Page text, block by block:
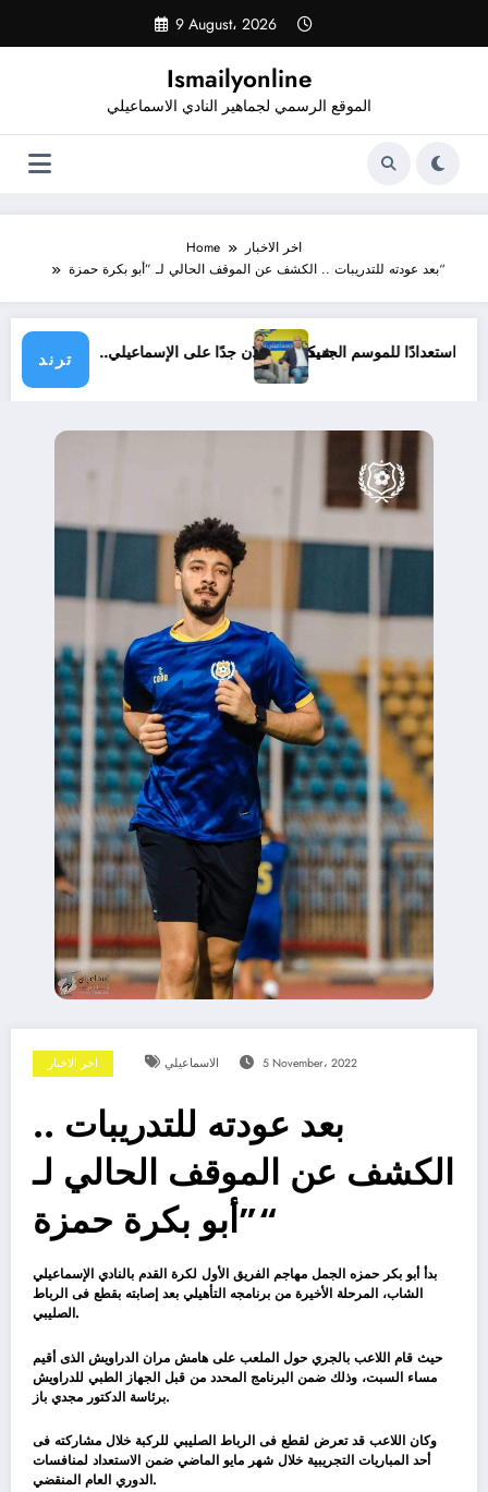
content
9 August، 2026
Ismailyonline
الموقع الرسمي لجماهير النادي الاسماعيلي
Home
اخر الاخبار
بعد عودته للتدريبات .. الكشف عن الموقف الحالي لـ ”أبو بكرة حمزة“
ترند
شيكابالا: زعلان جدًا على الإسماعيلي..حتى الآن استعدادًا للموسم الجديد
اخر الاخبار الاسماعيلي 5 November، 2022
بعد عودته للتدريبات ..
الكشف عن الموقف الحالي لـ
”أبو بكرة حمزة“
بدأ أبو بكر حمزه الجمل مهاجم الفريق الأول لكرة القدم بالنادي الإسماعيلي
الشاب، المرحلة الأخيرة من برنامجه التأهيلي بعد إصابته بقطع فى الرباط
الصليبي.
حيث قام اللاعب بالجري حول الملعب على هامش مران الدراويش الذى أقيم
مساء السبت، وذلك ضمن البرنامج المحدد من قبل الجهاز الطبي للدراويش
برئاسة الدكتور مجدي باز.
وكان اللاعب قد تعرض لقطع فى الرباط الصليبي للركبة خلال مشاركته فى
أحد المباريات التجريبية خلال شهر مايو الماضي ضمن الاستعداد لمنافسات
الدوري العام المنقضي.